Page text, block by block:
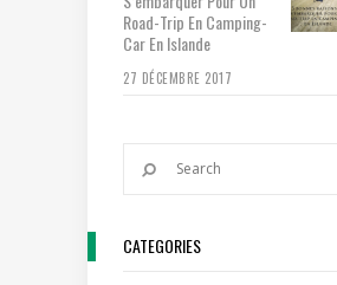
Road-Trip En Camping-
Car En Islande
27 DÉCEMBRE 2017
CATEGORIES